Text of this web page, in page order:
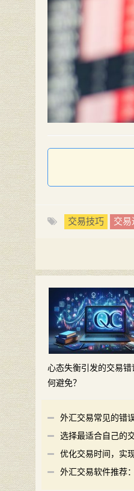
交易技巧 交
心态失衡引发的交易错
何避免？
外汇交易常见的错
选择最适合自己的
势 优化交易时间，实
外汇交易软件推荐